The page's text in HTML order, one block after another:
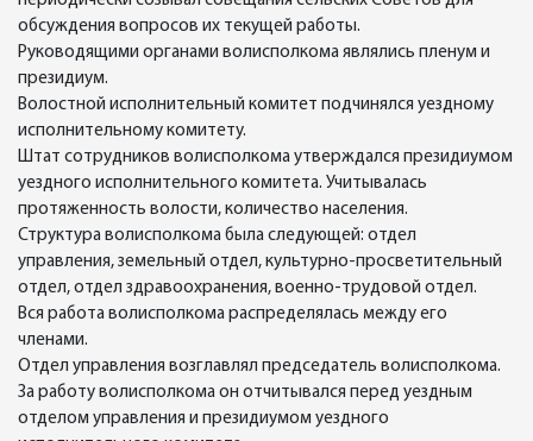
обсуждения вопросов их текущей работы.
Руководящими органами волисполкома являлись пленум и
президиум.
Волостной исполнительный комитет подчинялся уездному
исполнительному комитету.
Штат сотрудников волисполкома утверждался президиумом
уездного исполнительного комитета. Учитывалась
протяженность волости, количество населения.
Структура волисполкома была следующей: отдел
управления, земельный отдел, культурно-просветительный
отдел, отдел здравоохранения, военно-трудовой отдел.
Вся работа волисполкома распределялась между его
членами.
Отдел управления возглавлял председатель волисполкома.
За работу волисполкома он отчитывался перед уездным
отделом управления и президиумом уездного